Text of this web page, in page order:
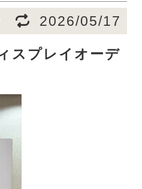
2026/05/17
スプレイオーデ